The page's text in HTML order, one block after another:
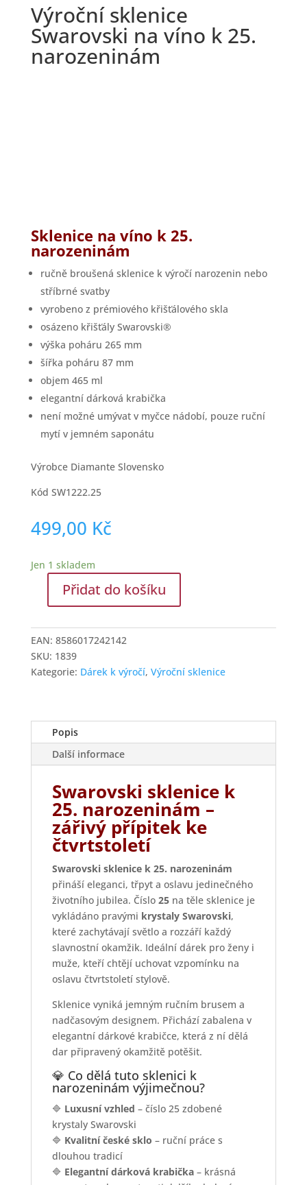
Výroční sklenice
Swarovski na víno k 25.
narozeninám
Sklenice na víno k 25.
narozeninám
ručně broušená sklenice k výročí narozenin nebo
stříbrné svatby
vyrobeno z prémiového křišťálového skla
osázeno křišťály Swarovski®
výška poháru 265 mm
šířka poháru 87 mm
objem 465 ml
elegantní dárková krabička
není možné umývat v myčce nádobí, pouze ruční
mytí v jemném saponátu
Výrobce Diamante Slovensko
Kód SW1222.25
499,00 Kč
Jen 1 skladem
Výroční
Swarovski
na
víno
k
množství
Přidat do košíku
EAN: 8586017242142
SKU: 1839
Kategorie: Dárek k výročí, Výroční sklenice
Popis
Další informace
Swarovski sklenice k
25. narozeninám –
zářivý přípitek ke
čtvrtstoletí
Swarovski sklenice k 25. narozeninám
přináší eleganci, třpyt a oslavu jedinečného
životního jubilea. Číslo 25na těle sklenice je
vykládáno pravými krystaly Swarovski,
které zachytávají světlo a rozzáří každý
slavnostní okamžik. Ideální dárek pro ženy i
muže, kteří chtějí uchovat vzpomínku na
oslavu čtvrtstoletí stylově.
Sklenice vyniká jemným ručním brusem a
nadčasovým designem. Přichází zabalena v
elegantní dárkové krabičce, která z ní dělá
dar připravený okamžitě potěšit.
💎 Co dělá tuto sklenici k
narozeninám výjimečnou?
🔷 Luxusní vzhled – číslo 25 zdobené
krystaly Swarovski
🔷 Kvalitní české sklo – ruční práce s
dlouhou tradicí
🔷 Elegantní dárková krabička– krásná